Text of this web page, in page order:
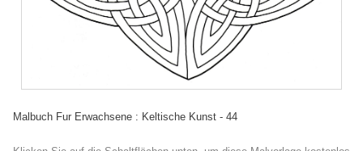
Malbuch Fur Erwachsene : Keltische Kunst - 44